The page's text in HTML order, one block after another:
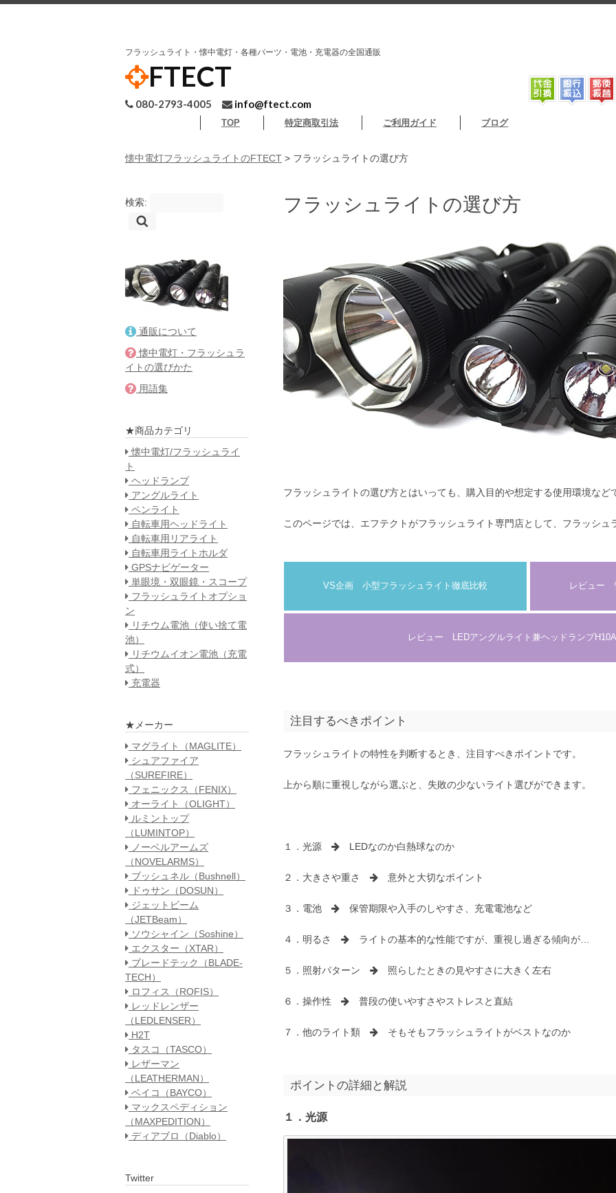
フラッシュライト・懐中電灯・各種パーツ・電池・充電器の全国通販
FTECT
080-2793-4005 info@ftect.com
TOP 特定商取引法 ご利用ガイド
ブログ
懐中電灯フラッシュライトのFTECT > フラッシュライトの選び方
フラッシュライトの選び方
フラッシュライトの選び方とはいっても、購入目的や想定する使用環境など
このページでは、エフテクトがフラッシュライト専門店として、フラッシュ
VS企画 小型フラッシュライト徹底比較 レビュー
レビュー LEDアングルライト兼ヘッドランプH10A
注目するべきポイント
フラッシュライトの特性を判断するとき、注目すべきポイントです。
上から順に重視しながら選ぶと、失敗の少ないライト選びができます。
１．光源 LEDなのか白熱球なのか
２．大きさや重さ 意外と大切なポイント
３．電池 保管期限や入手のしやすさ、充電電池など
４．明るさ ライトの基本的な性能ですが、重視し過ぎる傾向が…
５．照射パターン 照らしたときの見やすさに大きく左右
６．操作性 普段の使いやすさやストレスと直結
７．他のライト類 そもそもフラッシュライトがベストなのか
ポイントの詳細と解説
１．光源
検索:
通販について
懐中電灯・フラッシュラ
イトの選びかた
用語集
★商品カテゴリ
懐中電灯/フラッシュライ
ト
ヘッドランプ
アングルライト
ペンライト
自転車用ヘッドライト
自転車用リアライト
自転車用ライトホルダ
GPSナビゲーター
単眼境・双眼鏡・スコープ
フラッシュライトオプショ
ン
リチウム電池（使い捨て電
池）
リチウムイオン電池（充電
式）
充電器
★メーカー
マグライト（MAGLITE）
シュアファイア
（SUREFIRE）
フェニックス（FENIX）
オーライト（OLIGHT）
ルミントップ
（LUMINTOP）
ノーベルアームズ
（NOVELARMS）
ブッシュネル（Bushnell）
ドゥサン（DOSUN）
ジェットビーム
（JETBeam）
ソウシャイン（Soshine）
エクスター（XTAR）
ブレードテック（BLADE-
TECH）
ロフィス（ROFIS）
レッドレンザー
（LEDLENSER）
H2T
タスコ（TASCO）
レザーマン
（LEATHERMAN）
ベイコ（BAYCO）
マックスペディション
（MAXPEDITION）
ディアブロ（Diablo）
Twitter